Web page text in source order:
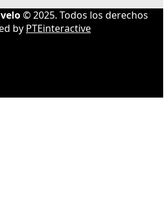
© 2025. Todos los derechos
by PTEinteractive